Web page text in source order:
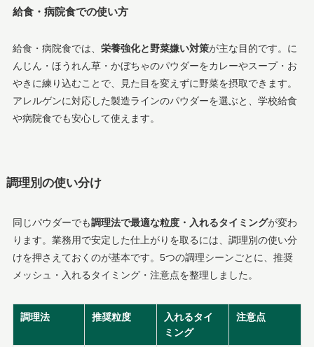
給食・病院食での使い方
給食・病院食では、 栄養強化と野菜嫌い対策が主な目的です。に
んじん・ほうれん草・かぼちゃのパウダーをカレーやスープ・お
やきに練り込むことで、見た目を変えずに野菜を摂取できます。
アレルゲンに対応した製造ラインのパウダーを選ぶと、学校給食
や病院食でも安心して使えます。
調理別の使い分け
同じパウダーでも調理法で最適な粒度・入れるタイミングが変わ
ります。業務用で安定した仕上がりを取るには、調理別の使い分
けを押さえておくのが基本です。5つの調理シーンごとに、推奨
メッシュ・入れるタイミング・注意点を整理しました。
調理法 推奨粒度
入れるタイ
ミング
注意点